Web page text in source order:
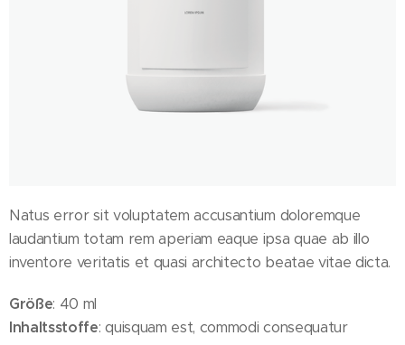
Natus error sit voluptatem accusantium doloremque
laudantium totam rem aperiam eaque ipsa quae ab illo
inventore veritatis et quasi architecto beatae vitae dicta.
Größe: 40 ml
Inhaltsstoffe: quisquam est, commodi consequatur